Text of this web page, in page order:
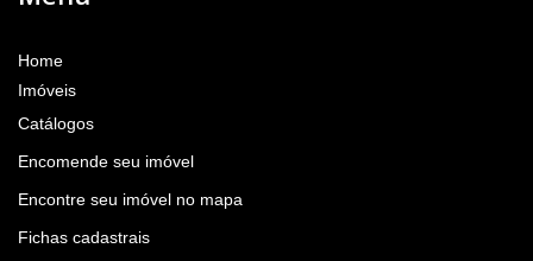
Home
Imóveis
Catálogos
Encomende seu imóvel
Encontre seu imóvel no mapa
Fichas cadastrais